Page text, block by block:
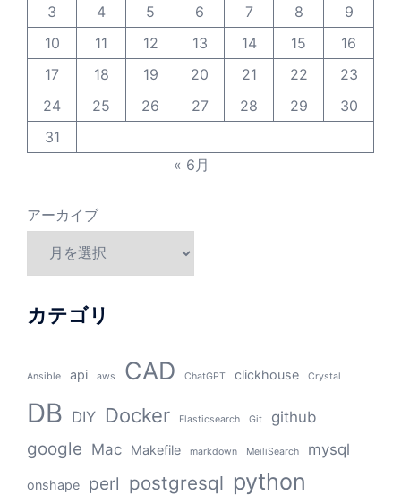
3
4 5 6 7 8
9
10
11 12 13 14 15
16
17
18 19 20 21 22
23
24
25 26 27 28 29
30
31
« 6月
アーカイブ
カテゴリ
Ansible api aws CAD ChatGPT clickhouse Crystal
DB DIY Docker Elasticsearch Git github
google Mac Makefile markdown MeiliSearch mysql
onshape perl postgresql python